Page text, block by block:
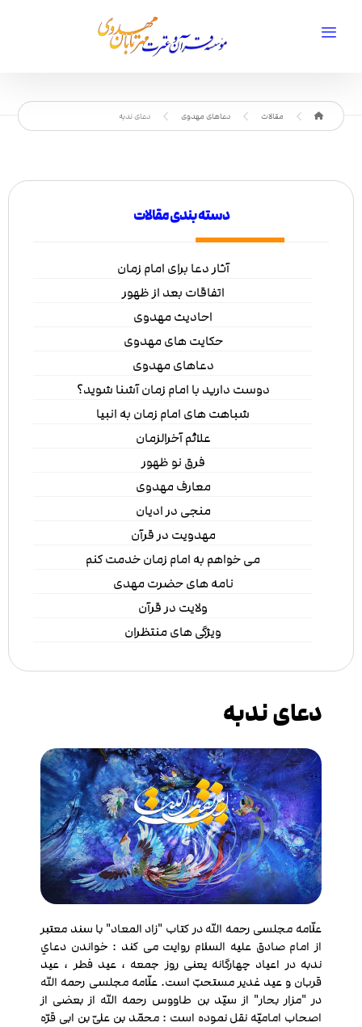
مقالات دعاهای مهدوی دعای ندبه
دسته بندی مقالات
آثار دعا برای امام زمان
اتفاقات بعد از ظهور
احادیث مهدوی
حکایت های مهدوی
دعاهای مهدوی
دوست دارید با امام زمان آشنا شوید؟
شباهت های امام زمان به انبیا
علائم آخرالزمان
فرق نو ظهور
معارف مهدوی
منجی در ادیان
مهدویت در قرآن
می خواهم به امام زمان خدمت کنم
نامه های حضرت مهدی
ولایت در قرآن
ویژگی های منتظران
دعای ندبه
علّامه مجلسی رحمه الله در کتاب "زاد المعاد" با سند معتبر
از امام صادق علیه السلام روایت می کند : خواندن دعاي
ندبه در اعیاد چهارگانه یعنی روز جمعه ، عید فطر ، عید
قربان و عید غدیر مستحبّ است. علّامه مجلسی رحمه الله
در "مزار بحار" از سیّد بن طاووس رحمه الله از بعضی از
اصحاب امامیّه نقل نموده است : محمّد بن علیّ بن ابی قرّه